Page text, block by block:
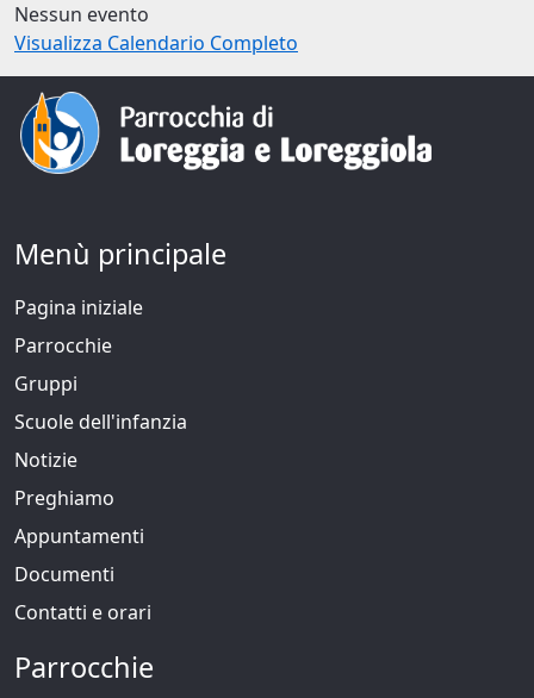
Nessun evento
Visualizza Calendario Completo
Menù principale
Pagina iniziale
Parrocchie
Gruppi
Scuole dell'infanzia
Notizie
Preghiamo
Appuntamenti
Documenti
Contatti e orari
Parrocchie